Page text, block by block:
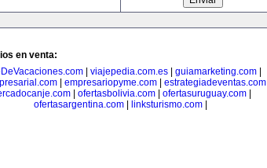
en venta:
viajepedia.com.es guiamarketing.com
| empresariopyme.com| estrategiadeventas.com|
ofertasbolivia.com ofertasuruguay.com
ofertasargentina.com| linksturismo.com|